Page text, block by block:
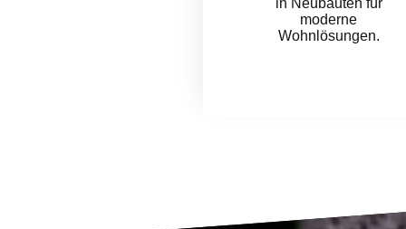
moderne
Wohnlösungen.